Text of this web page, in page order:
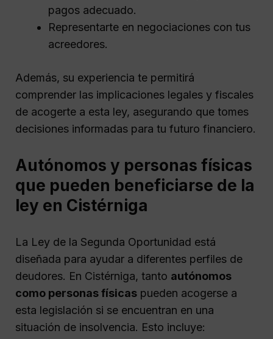
pagos adecuado.
Representarte en negociaciones con tus
acreedores.
Además, su experiencia te permitirá
comprender las implicaciones legales y fiscales
de acogerte a esta ley, asegurando que tomes
decisiones informadas para tu futuro financiero.
Autónomos y personas físicas
que pueden beneficiarse de la
ley en Cistérniga
La Ley de la Segunda Oportunidad está
diseñada para ayudar a diferentes perfiles de
deudores. En Cistérniga, tanto autónomos
como personas físicas pueden acogerse a
esta legislación si se encuentran en una
situación de insolvencia. Esto incluye: